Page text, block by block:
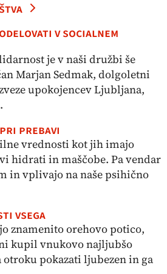
v socialnem
je v naši družbi še
Marjan Sedmak, dolgoletni
upokojencev Ljubljana,
prebavi
vrednosti kot jih imajo
hidrati in maščobe. Pa vendar
in vplivajo na naše psihično
vsega
znamenito orehovo potico,
kupil vnukovo najljubšo
otroku pokazati ljubezen in ga